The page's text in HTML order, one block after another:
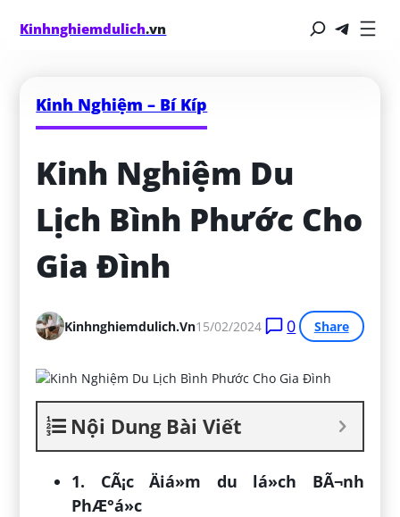
Kinhnghiemdulich.vn
Kinh Nghiệm – Bí Kíp
Kinh Nghiệm Du
Lịch Bình Phước Cho
Gia Đình
Kinhnghiemdulich.vn15/02/2024 0 Share
Nội Dung Bài Viết
1. CÃ¡c Äiá»m du lá»ch BÃ¬nh
PhÆ°á»c